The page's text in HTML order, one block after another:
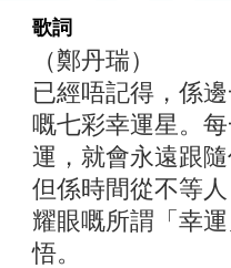
歌詞
（鄭丹瑞）
已經唔記得，係
嘅七彩幸運星。
運，就會永遠跟隨
但係時間從不等
耀眼嘅所謂「幸
悟。